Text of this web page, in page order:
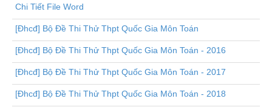
Chi Tiết File Word
[Đhcđ] Bộ Đề Thi Thử Thpt Quốc Gia Môn Toán
[Đhcđ] Bộ Đề Thi Thử Thpt Quốc Gia Môn Toán - 2016
[Đhcđ] Bộ Đề Thi Thử Thpt Quốc Gia Môn Toán - 2017
[Đhcđ] Bộ Đề Thi Thử Thpt Quốc Gia Môn Toán - 2018